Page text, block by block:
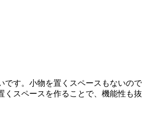
す。小物を置くスペースもないの
スペースを作ることで、機能性も